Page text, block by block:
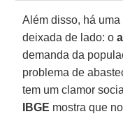
Além disso, há
deixada de lado: o
demanda da
problema de
tem um clamor
IBGE mostra que no